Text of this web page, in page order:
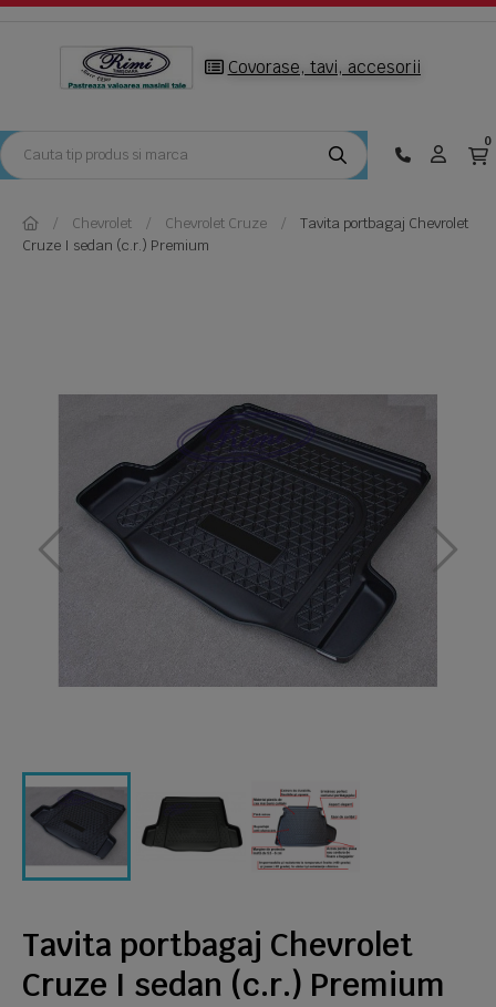
Covorase, tavi, accesorii
0
Chevrolet Chevrolet Cruze
Tavita portbagaj Chevrolet
Cruze I sedan (c.r.) Premium
Tavita portbagaj Chevrolet
Cruze I sedan (c.r.) Premium